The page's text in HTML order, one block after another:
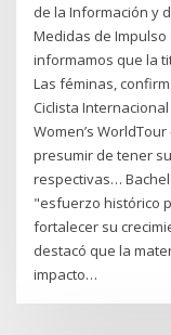
de la Información y
Medidas de
informamos que la
Las féminas,
Ciclista
Women’s
presumir de tener
respectivas…
"esfuerzo histórico
fortalecer su
destacó que la
impacto…